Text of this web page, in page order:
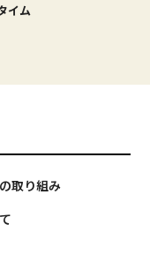
イム
取り組み